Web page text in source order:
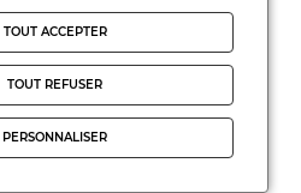
TOUT ACCEPTER
TOUT REFUSER
PERSONNALISER